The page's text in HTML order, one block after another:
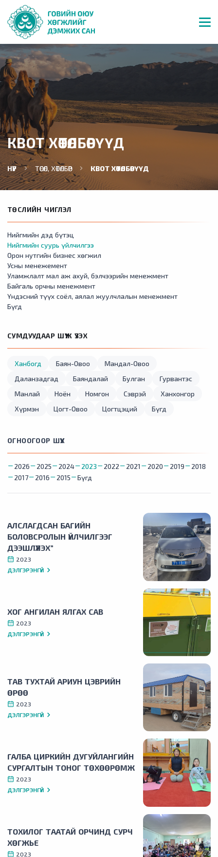
КВОТ ХӨТӨЛБӨРҮҮД
НҮҮР ТӨСӨЛ, ХӨТӨЛБӨР КВОТ ХӨТӨЛБӨРҮҮД
АЛСЛАГДСАН БАГИЙН
БОЛОВСРОЛЫН ҮЙЛЧИЛГЭЭГ
ДЭЭШЛҮҮЛЭХ”
2023
ДЭЛГЭРЭНГҮЙ
ХОГ АНГИЛАН ЯЛГАХ САВ
2023
ДЭЛГЭРЭНГҮЙ
ТАВ ТУХТАЙ АРИУН ЦЭВРИЙН
ӨРӨӨ
2023
ДЭЛГЭРЭНГҮЙ
ГАЛБА ЦИРКИЙН ДУГУЙЛАНГИЙН
СУРГАЛТЫН ТОНОГ ТӨХӨӨРӨМЖ
2023
ДЭЛГЭРЭНГҮЙ
ТОХИЛОГ ТААТАЙ ОРЧИНД СУРЧ
ХӨГЖЬЕ
2023
ТӨСЛИЙН ЧИГЛЭЛ
Нийгмийн дэд бүтэц
Нийгмийн суурь үйлчилгээ
Орон нутгийн бизнес хөгжил
Усны менежемент
Уламжлалт мал аж ахуй, бэлчээрийн менежмент
Байгаль орчны менежмент
Үндэсний түүх соёл, аялал жуулчлалын менежмент
Бүгд
СУМДУУДААР ШҮҮЖ ҮЗЭХ
Ханбогд Баян-Овоо
Мандал-Овоо
Даланзадгад
Баяндалай Булган
Гурвантэс
Манлай
Ноён Номгон Сэврэй
Ханхонгор
Хүрмэн
Цогт-Овоо Цогтцэций Бүгд
ОГНООГООР ШҮҮХ
2026 2025 2024 2023 2022 2021 2020 2019
2018
2017
2016 2015 Бүгд